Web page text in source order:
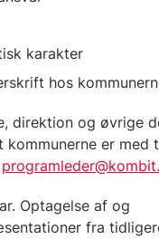
karakter
hos
direktion og øvrige
kommunerne er med
Optagelse af og
fra